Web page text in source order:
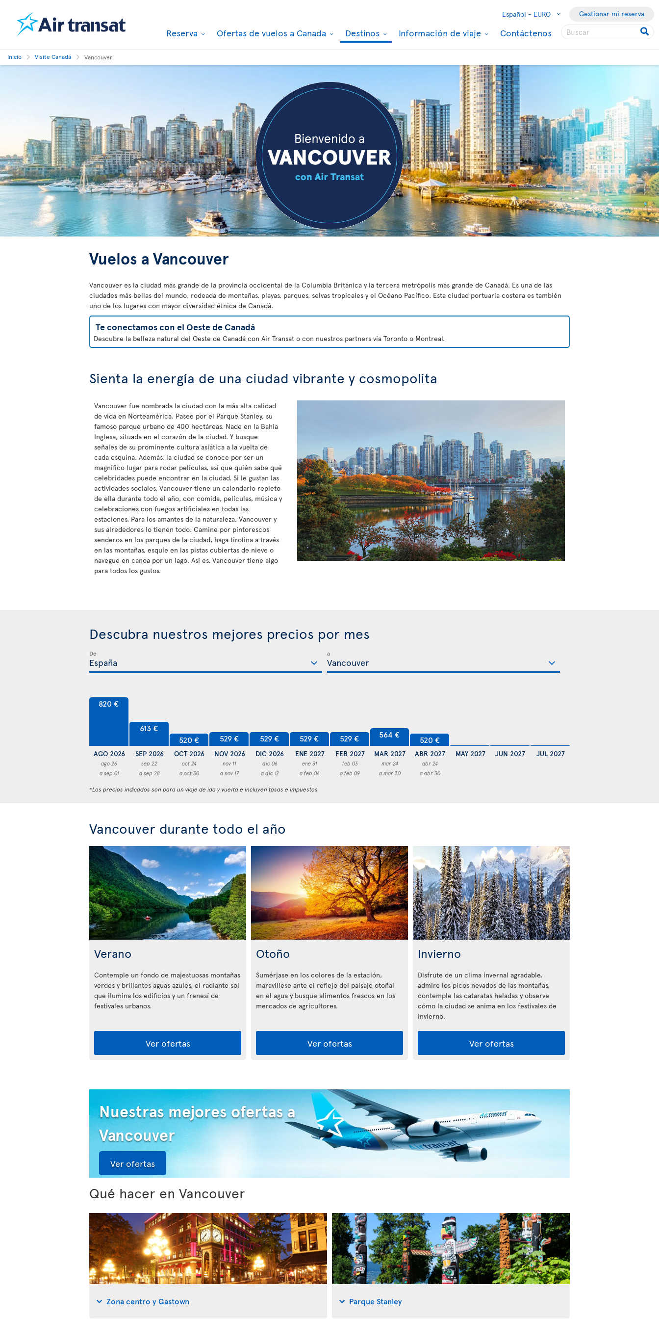
Español - EURO Gestionar mi reserva
Reserva Ofertas de vuelos a Canada Destinos Información de viaje Contáctenos
Inicio Visite Canadá Vancouver
Vuelos a Vancouver
Vancouver es la ciudad más grande de la provincia occidental de la Columbia Británica y la tercera metrópolis más grande de Canadá. Es una de las
ciudades más bellas del mundo, rodeada de montañas, playas, parques, selvas tropicales y el Océano Pacífico. Esta ciudad portuaria costera es también
uno de los lugares con mayor diversidad étnica de Canadá.
Te conectamos con el Oeste de Canadá
Descubre la belleza natural del Oeste de Canadá con Air Transat o con nuestros partners vía Toronto o Montreal.
Sienta la energía de una ciudad vibrante y cosmopolita
Vancouver fue nombrada la ciudad con la más alta calidad
de vida en Norteamérica. Pasee por el Parque Stanley, su
famoso parque urbano de 400 hectáreas. Nade en la Bahía
Inglesa, situada en el corazón de la ciudad. Y busque
señales de su prominente cultura asiática a la vuelta de
cada esquina. Además, la ciudad se conoce por ser un
magnífico lugar para rodar películas, así que quién sabe qué
celebridades puede encontrar en la ciudad. Si le gustan las
actividades sociales, Vancouver tiene un calendario repleto
de ella durante todo el año, con comida, películas, música y
celebraciones con fuegos artificiales en todas las
estaciones. Para los amantes de la naturaleza, Vancouver y
sus alrededores lo tienen todo. Camine por pintorescos
senderos en los parques de la ciudad, haga tirolina a través
en las montañas, esquíe en las pistas cubiertas de nieve o
navegue en canoa por un lago. Así es, Vancouver tiene algo
para todos los gustos.
Descubra nuestros mejores precios por mes
De a
820 €
AGO 2026
ago 26
a sep 01
613 €
SEP 2026
sep 22
a sep 28
520 €
OCT 2026
oct 24
a oct 30
529 €
NOV 2026
nov 11
a nov 17
529 €
DIC 2026
dic 06
a dic 12
529 €
ENE 2027
ene 31
a feb 06
529 €
FEB 2027
feb 03
a feb 09
564 €
MAR 2027
mar 24
a mar 30
520 €
ABR 2027
abr 24
a abr 30
MAY 2027 JUN 2027 JUL 2027
*Los precios indicados son para un viaje de ida y vuelta e incluyen tasas e impuestos
Vancouver durante todo el año
Verano
Contemple un fondo de majestuosas montañas
verdes y brillantes aguas azules, el radiante sol
que ilumina los edificios y un frenesí de
festivales urbanos.
Ver ofertas
Otoño
Sumérjase en los colores de la estación,
maravíllese ante el reflejo del paisaje otoñal
en el agua y busque alimentos frescos en los
mercados de agricultores.
Ver ofertas
Invierno
Disfrute de un clima invernal agradable,
admire los picos nevados de las montañas,
contemple las cataratas heladas y observe
cómo la ciudad se anima en los festivales de
invierno.
Ver ofertas
Nuestras mejores ofertas a
Vancouver
Ver ofertas
Qué hacer en Vancouver
Zona centro y Gastown Parque Stanley